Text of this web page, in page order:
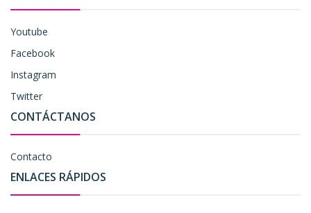
Youtube
Facebook
Instagram
Twitter
CONTÁCTANOS
Contacto
ENLACES RÁPIDOS